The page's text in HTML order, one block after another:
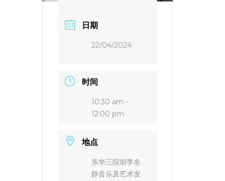
日期
22/04/2024
时间
10:30 am -
12:00 pm
地点
东华三院胡李名
静音乐及艺术发